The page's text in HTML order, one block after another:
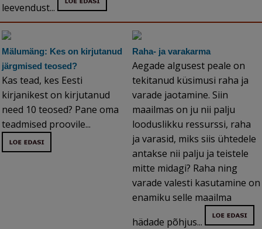
leevendust...
Mälumäng: Kes on kirjutanud
järgmised teosed?
Kas tead, kes Eesti
kirjanikest on kirjutanud
need 10 teosed? Pane oma
teadmised proovile...
Raha- ja varakarma
Aegade algusest peale on
tekitanud küsimusi raha ja
varade jaotamine. Siin
maailmas on ju nii palju
looduslikku ressurssi, raha
ja varasid, miks siis ühtedele
antakse nii palju ja teistele
mitte midagi? Raha ning
varade valesti kasutamine on
enamiku selle maailma
hädade põhjus...